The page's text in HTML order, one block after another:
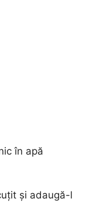
în apă
și adaugă-l